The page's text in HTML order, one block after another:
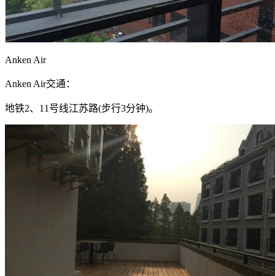
Anken Air
Anken Air交通：
地铁2、11号线江苏路(步行3分钟)。